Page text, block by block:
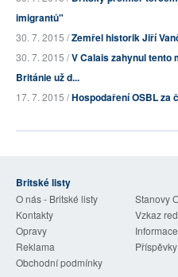
imigrantů"
30. 7. 2015 /Zemřel historik Jiří
30. 7. 2015 /V Calais zahynul tento
Británie už d...
17. 7. 2015 /Hospodaření OSBL za
Britské listy
O nás - Britské listy
Stanovy
Kontakty
Vzkaz
Opravy
Reklama
Příspěvky
Obchodní podmínky